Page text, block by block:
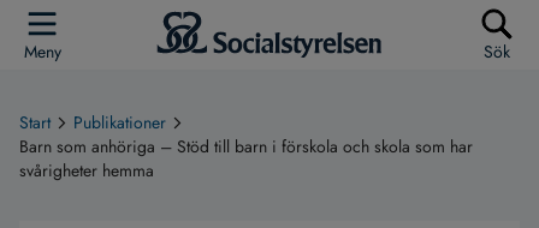
Meny Sök
Start
Publikationer
Barn som anhöriga – Stöd till barn i förskola och skola som har
svårigheter hemma